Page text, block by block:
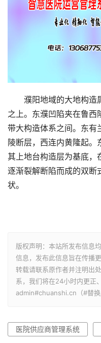
濮阳地域的大地构造
之上。东濮凹陷夹在鲁西
带大构造体系之间。东有
陵断层，西连内黄隆起。
其上地台构造层为基底，
逐渐裂解断陷而成的双断
状。
版权声明：本站所发布信息
信息，发布此信息旨在传播
转载请联系原作者并注明出
系，我们将在24小时内更正
admin#chuanshi.cn（#替换
医院供应商管理系统